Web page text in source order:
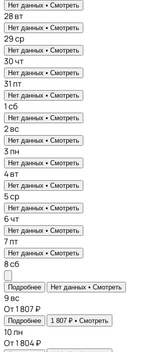
Нет данных • Смотреть
28вт
Нет данных • Смотреть
29ср
Нет данных • Смотреть
30чт
Нет данных • Смотреть
31 пт
Нет данных • Смотреть
1сб
Нет данных • Смотреть
2вс
Нет данных • Смотреть
3 пн
Нет данных • Смотреть
4вт
Нет данных • Смотреть
5ср
Нет данных • Смотреть
6чт
Нет данных • Смотреть
7пт
Нет данных • Смотреть
8сб
Подробнее Нет данных • Смотреть
9 вс
От 1 807 ₽
Подробнее 1 807 ₽ • Смотреть
10 пн
От 1 804 ₽